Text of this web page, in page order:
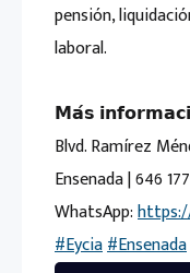
pensión,
laboral.
𝗠𝗮́𝘀
Blvd. Ramírez
Ensenada | 646
WhatsApp:
#Eycia#Ensenada